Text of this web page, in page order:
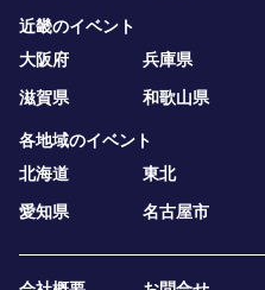
近畿のイベント
大阪府
兵庫県
滋賀県
和歌山県
各地域のイベント
北海道
東北
愛知県
名古屋市